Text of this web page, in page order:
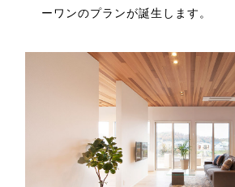
ーワンのプランが誕生します。